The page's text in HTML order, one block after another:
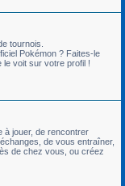
tournois.
Pokémon ? Faites-le
le voit sur votre profil !
à jouer, de rencontrer
de vous entraîner,
de chez vous, ou créez